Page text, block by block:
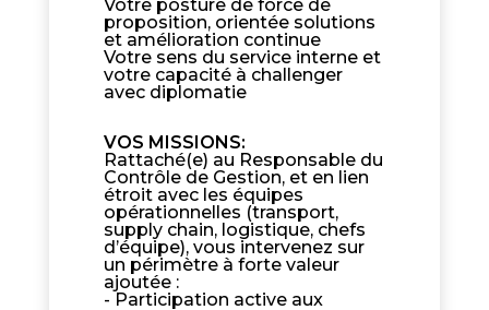
Votre posture de force de
proposition, orientée solutions
et amélioration continue
Votre sens du service interne et
votre capacité à challenger
avec diplomatie
VOS MISSIONS:
Rattaché(e) au Responsable du
Contrôle de Gestion, et en lien
étroit avec les équipes
opérationnelles (transport,
supply chain, logistique, chefs
d’équipe), vous intervenez sur
un périmètre à forte valeur
ajoutée :
- Participation active aux